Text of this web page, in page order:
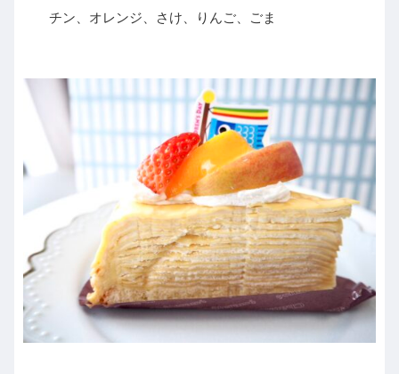
チン、オレンジ、さけ、りんご、ごま